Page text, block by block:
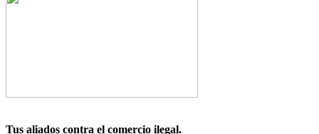
Tus aliados contra el comercio ilegal.